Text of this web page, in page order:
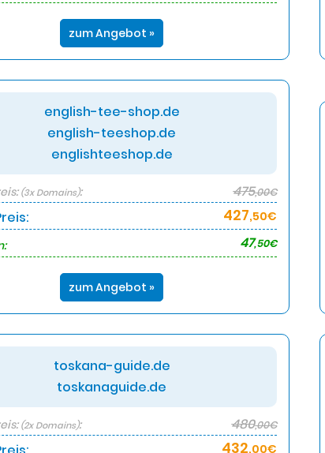
zum Angebot »
english-tee-shop.de
english-teeshop.de
englishteeshop.de
(3x Domains): 475,00€
427,50€
47,50€
zum Angebot »
toskana-guide.de
toskanaguide.de
(2x Domains): 480,00€
432,00€